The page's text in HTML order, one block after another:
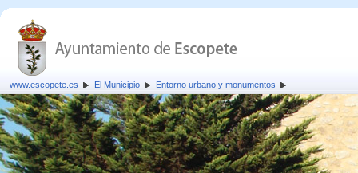
www.escopete.es El Municipio Entorno urbano y monumentos